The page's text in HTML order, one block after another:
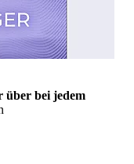
über bei jedem